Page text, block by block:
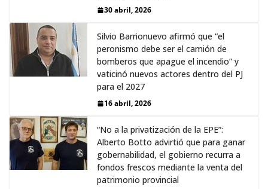
30 abril, 2026
Silvio Barrionuevo afirmó que “el
peronismo debe ser el camión de
bomberos que apague el incendio” y
vaticinó nuevos actores dentro del PJ
para el 2027
16 abril, 2026
“No a la privatización de la EPE”:
Alberto Botto advirtió que para ganar
gobernabilidad, el gobierno recurra a
fondos frescos mediante la venta del
patrimonio provincial